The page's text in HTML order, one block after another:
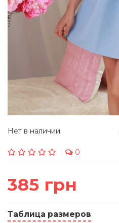
Нет в наличии
0
385 грн
Таблица размеров